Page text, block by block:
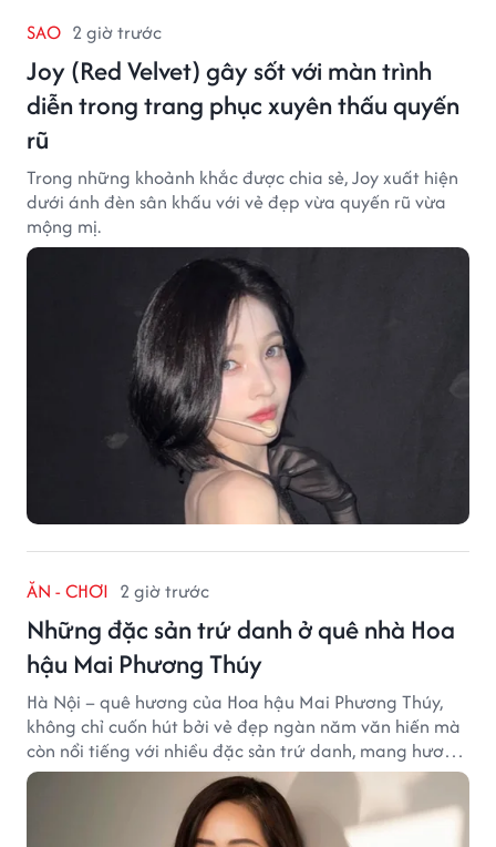
SAO 2 giờ trước
Joy (Red Velvet) gây sốt với màn trình
diễn trong trang phục xuyên thấu quyến
rũ
Trong những khoảnh khắc được chia sẻ, Joy xuất hiện
dưới ánh đèn sân khấu với vẻ đẹp vừa quyến rũ vừa
mộng mị.
ĂN - CHƠI 2 giờ trước
Những đặc sản trứ danh ở quê nhà Hoa
hậu Mai Phương Thúy
Hà Nội – quê hương của Hoa hậu Mai Phương Thúy,
không chỉ cuốn hút bởi vẻ đẹp ngàn năm văn hiến mà
còn nổi tiếng với nhiều đặc sản trứ danh, mang hương
vị tinh tế và đậm đà bản sắc đất kinh kỳ.